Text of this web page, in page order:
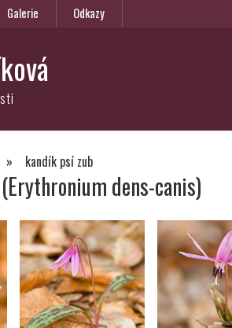
Galerie Odkazy
» kandík psí zub
dens-canis)